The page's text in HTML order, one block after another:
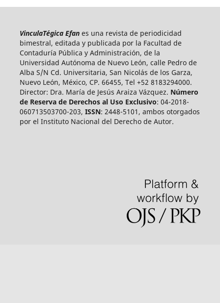
VinculaTégica Efanes una revista de periodicidad
bimestral, editada y publicada por la Facultad de
Contaduría Pública y Administración, de la
Universidad Autónoma de Nuevo León, calle Pedro de
Alba S/N Cd. Universitaria, San Nicolás de los Garza,
Nuevo León, México, CP. 66455, Tel +52 8183294000.
Director: Dra. María de Jesús Araiza Vázquez. Número
de Reserva de Derechos al Uso Exclusivo: 04-2018-
060713503700-203, ISSN: 2448-5101, ambos otorgados
por el Instituto Nacional del Derecho de Autor.